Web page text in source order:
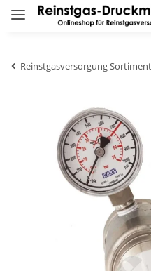
Reinstgasversorgung